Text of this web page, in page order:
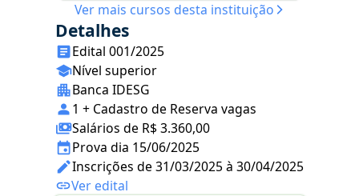
Ver mais cursos desta instituição
Detalhes
Edital 001/2025
Nível superior
Banca IDESG
1 + Cadastro de Reserva vagas
Salários de R$ 3.360,00
Prova dia 15/06/2025
Inscrições de 31/03/2025 à 30/04/2025
Ver edital